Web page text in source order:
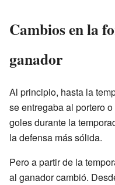
Cambios en la
ganador
Al principio, hasta la
se entregaba al portero
goles durante la
la defensa más sólida.
Pero a partir de la
al ganador cambió.